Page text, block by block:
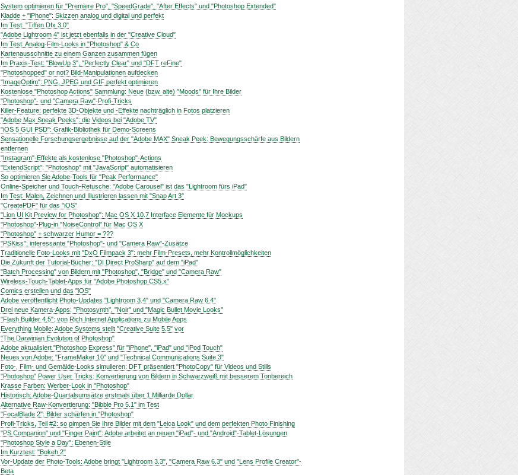
System optimieren für "Premiere Pro", "SpeedGrade", "After Effects" und "Photoshop Extended"
Kladde + "iPhone": Skizzen analog und digital und perfekt
Im Test: "Tiffen Dfx 3.0"
"Adobe Lightroom 4" ist jetzt ebenfalls in der "Creative Cloud"
Im Test: Analog-Film-Looks in "Photoshop" & Co
Kartenausschnitte zu einem Ganzen zusammen fügen
Im Praxis-Test: "BlowUp 3", "Perfectly Clear" und "DFT reFine"
"Photoshopped" or not? Bild-Manipulationen aufdecken
"ImageOptim": PNG, JPEG und GIF perfekt optimieren
Kostenlose "Photoshop Actions" Sammlung: Neue (bzw. alte) "Moods" für Ihre Bilder
"Photoshop"- und "Camera Raw"-Profi-Tricks
Killer-Feature: perfekte 3D-Objekte und -Effekte nachträglich in Fotos platzieren
"Adobe Max Sneak Peeks": die Videos bei "Adobe TV"
"iOS 5 GUI PSD": Grafik-Bibliothek für Demo-Screens
Sensationelle Forschungsergebnisse auf der "Adobe MAX" Sneak Peek: Bewegungsschärfe aus Bildern
entfernen
"Instagram"-Effekte als kostenlose "Photoshop"-Actions
"ExtendScript": "Photoshop" mit "JavaScript" automatisieren
So optimieren Sie Adobe-Tools für "Peak Performance"
Online-Speicher und Touch-Retusche: "Adobe Carousel" ist das "Lightroom fürs iPad"
Im Test: Malen, Zeichnen und Illustrieren lassen mit "Snap Art 3"
"CreatePDF" für das "iOS"
"Lion UI Kit Preview for Photoshop": Mac OS X 10.7 Interface Elemente für Mockups
"Photoshop"-Plug-in "NoiseControl" für Mac OS X
"Photoshop" + schwarzer Humor = ???
"PSKiss": interessante "Photoshop"- und "Camera Raw"-Zusätze
Traditionelle Foto-Looks mit "DxO Filmpack 3": mehr Film-Presets, mehr Kontrollmöglichkeiten
Die Zukunft der Tutorial-Bücher: "DI Direct ProSharp" auf dem "iPad"
"Batch Processing" von Bildern mit "Photoshop", "Bridge" und "Camera Raw"
Wireless-Touch-Tablet-Apps für "Adobe Photoshop CS5.x"
Comics erstellen und das "iOS"
Adobe veröffentlicht Photo-Updates "Lightroom 3.4" und "Camera Raw 6.4"
Drei neue Kamera-Apps: "Photosynth", "Noir" und "Magic Bullet Movie Looks"
"Flash Builder 4.5": von Rich Internet Applications zu Mobile Apps
Everything Mobile: Adobe Systems stellt "Creative Suite 5.5" vor
"The Darwinian Evolution of Photoshop"
Adobe aktualisiert "Photoshop Express" für "iPhone", "iPad" und "iPod Touch"
Neues von Adobe: "FrameMaker 10" und "Technical Communications Suite 3"
Foto-, Film- und Gemälde-Looks simulieren: DFT präsentiert "PhotoCopy" für Videos und Stills
"Photoshop" Power User Tricks: Konvertierung von Bildern in Schwarzweiß mit besserem Tonbereich
Krasse Farben: Werber-Look in "Photoshop"
Historisch: Adobe-Quartalsumsätze erstmals über 1 Milliarde Dollar
Alternative Raw-Konvertierung: "Bibble Pro 5.1" im Test
"FocalBlade 2": Bilder schärfen in "Photoshop"
Profi-Tricks, Teil #2: so pimpen Sie Ihre Bilder mit dem "Leica Look" und dem perfekten Photo Finishing
"PS Companion" und "Finger Paint": Adobe arbeitet an neuen "iPad"- und "Android"-Tablet-Lösungen
"Photoshop Style a Day": Ebenen-Stile
Im Kurztest: "Bokeh 2"
Vor-Update der Photo-Tools: Adobe bringt "Lightroom 3.3", "Camera Raw 6.3" und "Lens Profile Creator"-
Beta